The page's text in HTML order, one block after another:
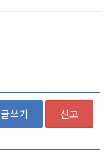
글쓰기 신고